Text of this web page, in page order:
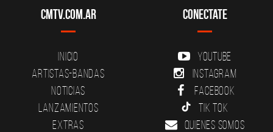
CMTV.com.ar
Inicio
Artistas-Bandas
Noticias
Lanzamientos
Extras
Conectate
YouTube
Instagram
Facebook
Tik Tok
Quienes somos